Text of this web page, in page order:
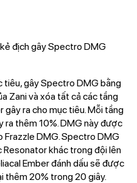
địch gây Spectro DMG
tiêu, gây Spectro DMG bằng
Zani và xóa tất cả các tầng
gây ra cho mục tiêu. Mỗi tầng
ra thêm 10%. DMG này được
Frazzle DMG. Spectro DMG
Resonator khác trong đội lên
Ember đánh dấu sẽ được
thêm 20% trong 20 giây.